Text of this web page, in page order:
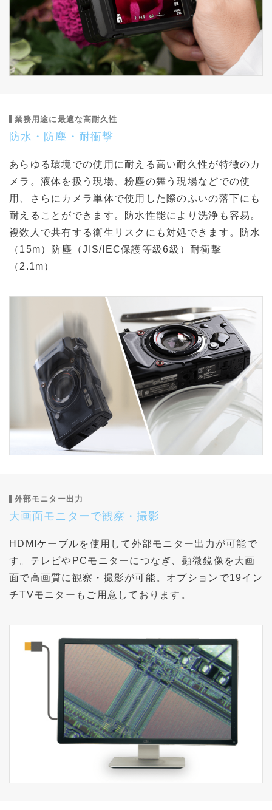
業務用途に最適な高耐久性
防水・防塵・耐衝撃
あらゆる環境での使用に耐える高い耐久性が特徴のカ
メラ。液体を扱う現場、粉塵の舞う現場などでの使
用、さらにカメラ単体で使用した際のふいの落下にも
耐えることができます。防水性能により洗浄も容易。
複数人で共有する衛生リスクにも対処できます。防水
（15m）防塵（JIS/IEC保護等級6級）耐衝撃
（2.1m）
外部モニター出力
大画面モニターで観察・撮影
HDMIケーブルを使用して外部モニター出力が可能で
す。テレビやPCモニターにつなぎ、顕微鏡像を大画
面で高画質に観察・撮影が可能。オプションで19イン
チTVモニターもご用意しております。